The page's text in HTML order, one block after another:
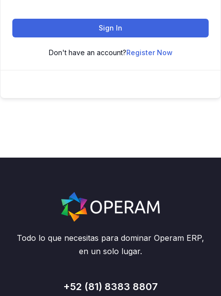
Sign In
Don't have an account?Register Now
Todo lo que necesitas para dominar Operam ERP,
en un solo lugar.
+52 (81) 8383 8807